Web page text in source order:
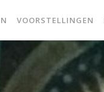
VOORSTELLINGEN